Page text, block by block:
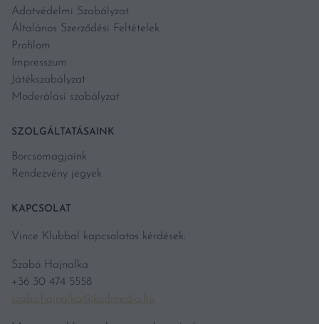
Adatvédelmi Szabályzat
Általános Szerződési Feltételek
Profilom
Impresszum
Játékszabályzat
Moderálási szabályzat
SZOLGÁLTATÁSAINK
Borcsomagjaink
Rendezvény jegyek
KAPCSOLAT
Vince Klubbal kapcsolatos kérdések:
Szabó Hajnalka
+36 30 474 5558
szabo.hajnalka@kodmedia.hu